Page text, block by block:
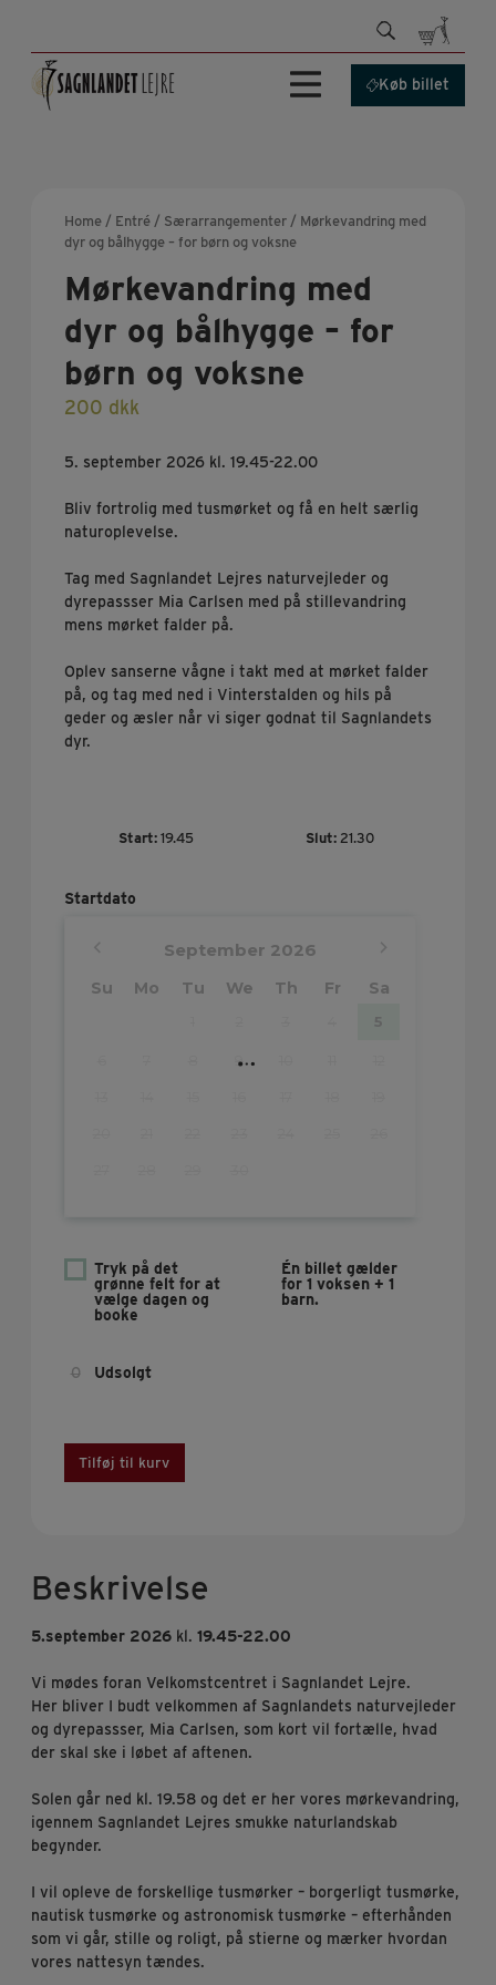
indhold
Køb billet
Home / Entré / Særarrangementer / Mørkevandring med
dyr og bålhygge – for børn og voksne
Mørkevandring med
dyr og bålhygge – for
børn og voksne
200 dkk
5. september 2026 kl. 19.45-22.00
Bliv fortrolig med tusmørket og få en helt særlig
naturoplevelse.
Tag med Sagnlandet Lejres naturvejleder og
dyrepassser Mia Carlsen med på stillevandring
mens mørket falder på.
Oplev sanserne vågne i takt med at mørket falder
på, og tag med ned i Vinterstalden og hils på
geder og æsler når vi siger godnat til Sagnlandets
dyr.
Start 19.45 Slut 21.30
Startdato
September 2026
Su Mo Tu We Th Fr Sa
5
9
Tryk på det
grønne felt for at
vælge dagen og
booke
Én billet gælder
for 1 voksen + 1
barn.
0 Udsolgt
Tilføj til kurv
Beskrivelse
5.september 2026 kl. 19.45-22.00
Vi mødes foran Velkomstcentret i Sagnlandet Lejre.
Her bliver I budt velkommen af Sagnlandets naturvejleder
og dyrepassser, Mia Carlsen, som kort vil fortælle, hvad
der skal ske i løbet af aftenen.
Solen går ned kl. 19.58 og det er her vores mørkevandring,
igennem Sagnlandet Lejres smukke naturlandskab
begynder.
I vil opleve de forskellige tusmørker – borgerligt tusmørke,
nautisk tusmørke og astronomisk tusmørke – efterhånden
som vi går, stille og roligt, på stierne og mærker hvordan
vores nattesyn tændes.